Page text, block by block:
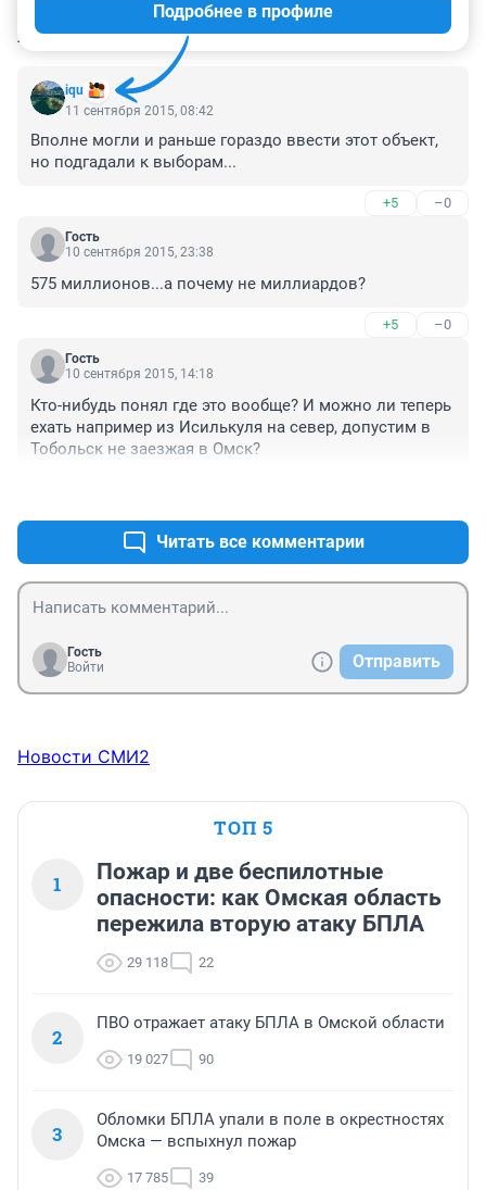
КОММЕНТАРИИ 7
iqu
Подробнее в профиле
11 сентября 2015, 08:42
Вполне могли и раньше гораздо ввести этот объект,
но подгадали к выборам...
+5 –0
Гость
10 сентября 2015, 23:38
575 миллионов...а почему не миллиардов?
+5 –0
Гость
10 сентября 2015, 14:18
Кто-нибудь понял где это вообще? И можно ли теперь
ехать например из Исилькуля на север, допустим в
Тобольск не заезжая в Омск?
Читать все комментарии
Гость
Войти
Отправить
Новости СМИ2
ТОП 5
1
Пожар и две беспилотные
опасности: как Омская область
пережила вторую атаку БПЛА
29 118 22
2
ПВО отражает атаку БПЛА в Омской области
19 027 90
3
Обломки БПЛА упали в поле в окрестностях
Омска — вспыхнул пожар
17 785 39